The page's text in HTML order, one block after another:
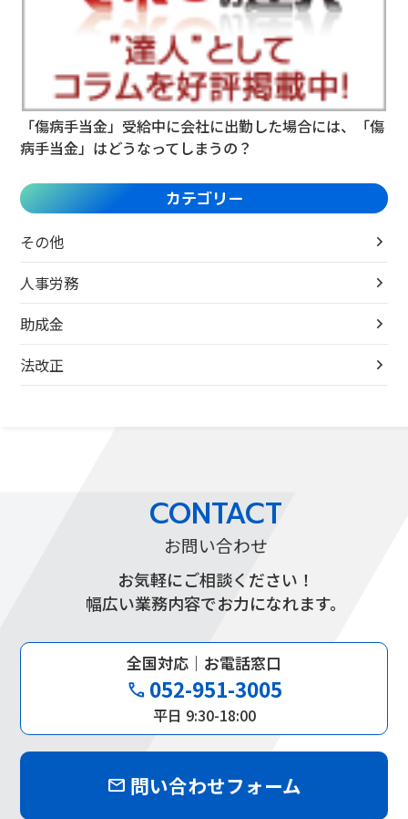
「傷病手当金」受給中に会社に出勤した場合には、「傷
病手当金」はどうなってしまうの？
カテゴリー
その他
人事労務
助成金
法改正
CONTACT
お問い合わせ
お気軽にご相談ください！
幅広い業務内容でお力になれます。
全国対応｜お電話窓口
phone 052-951-3005
平日 9:30-18:00
mail 問い合わせフォーム